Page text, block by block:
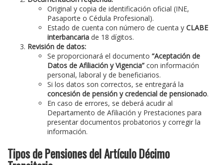
Original y copia de identificación oficial (INE,
Pasaporte o Cédula Profesional).
Estado de cuenta con número de cuenta y CLABE
interbancaria de 18 dígitos.
Revisión de datos:
Se proporcionará el documento “Aceptación de
Datos de Afiliación y Vigencia” con información
personal, laboral y de beneficiarios.
Si los datos son correctos, se entregará la
concesión de pensión y credencial de pensionado.
En caso de errores, se deberá acudir al
Departamento de Afiliación y Prestaciones para
presentar documentos probatorios y corregir la
información.
Tipos de Pensiones del Artículo Décimo